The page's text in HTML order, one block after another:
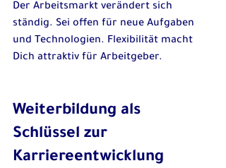
Der Arbeitsmarkt verändert sich
ständig. Sei offen für neue Aufgaben
und Technologien. Flexibilität macht
Dich attraktiv für Arbeitgeber.
Weiterbildung als
Schlüssel zur
Karriereentwicklung